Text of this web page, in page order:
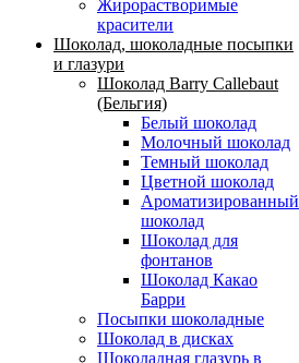
Жирорастворимые
красители
Шоколад, шоколадные посыпки
и глазури
Шоколад Barry Callebaut
(Бельгия)
Белый шоколад
Молочный шоколад
Темный шоколад
Цветной шоколад
Ароматизированный
шоколад
Шоколад для
фонтанов
Шоколад Какао
Барри
Посыпки шоколадные
Шоколад в дисках
Шоколадная глазурь в